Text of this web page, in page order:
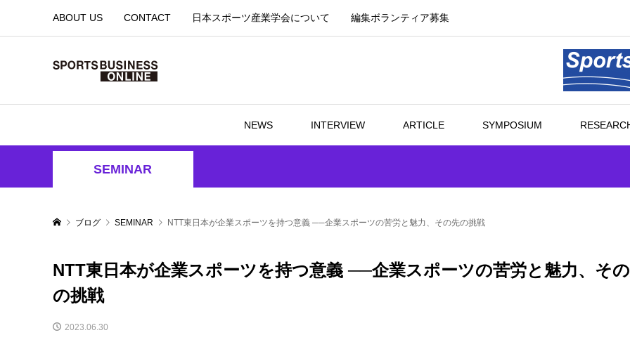
ABOUT US CONTACT 日本スポーツ産業学会について 編集ボランティア募集
NEWS INTERVIEW ARTICLE SYMPOSIUM
SEMINAR
ブログ SEMINAR NTT東日本が企業スポーツを持つ意義 ──企業スポーツの苦労と魅力、その先の挑戦
NTT東日本が企業スポーツを持つ意義 ──企業スポーツの苦労と魅力、そ
の挑戦
2023.06.30